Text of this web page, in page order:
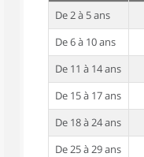
De 2 à 5 ans
De 6 à 10 ans
De 11 à 14 ans
De 15 à 17 ans
De 18 à 24 ans
De 25 à 29 ans